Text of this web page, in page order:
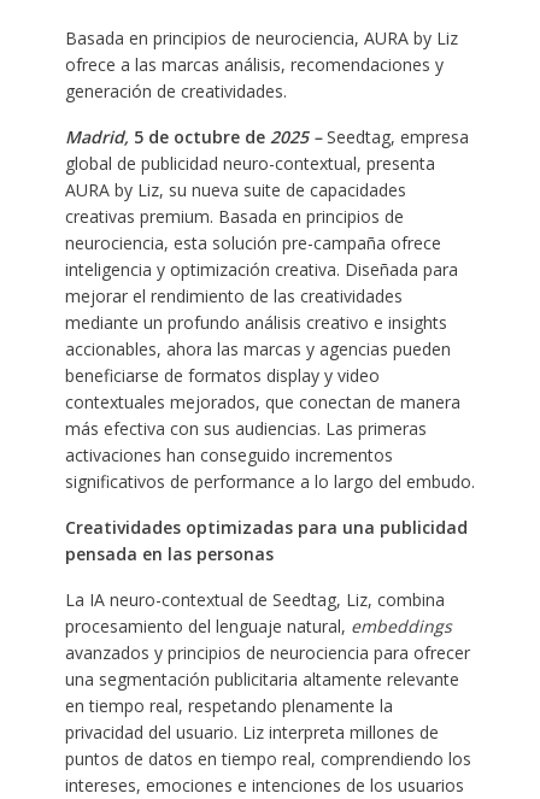
Basada en principios de neurociencia, AURA by Liz
ofrece a las marcas análisis, recomendaciones y
generación de creatividades.
Madrid, 5 de octubre de2025 –Seedtag, empresa
global de publicidad neuro-contextual, presenta
AURA by Liz, su nueva suite de capacidades
creativas premium. Basada en principios de
neurociencia, esta solución pre-campaña ofrece
inteligencia y optimización creativa. Diseñada para
mejorar el rendimiento de las creatividades
mediante un profundo análisis creativo e insights
accionables, ahora las marcas y agencias pueden
beneficiarse de formatos display y video
contextuales mejorados, que conectan de manera
más efectiva con sus audiencias. Las primeras
activaciones han conseguido incrementos
significativos de performance a lo largo del embudo.
Creatividades optimizadas para una publicidad
pensada en las personas
La IA neuro-contextual de Seedtag, Liz, combina
procesamiento del lenguaje natural, embeddings
avanzados y principios de neurociencia para ofrecer
una segmentación publicitaria altamente relevante
en tiempo real, respetando plenamente la
privacidad del usuario. Liz interpreta millones de
puntos de datos en tiempo real, comprendiendo los
intereses, emociones e intenciones de los usuarios